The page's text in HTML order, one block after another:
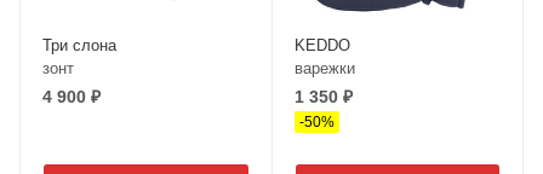
Три слона
зонт
4 900 ₽
KEDDO
варежки
1 350 ₽
-50%